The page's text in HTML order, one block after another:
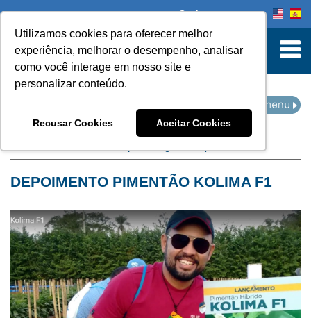
Utilizamos cookies para oferecer melhor
experiência, melhorar o desempenho, analisar
como você interage em nosso site e
personalizar conteúdo.
Recusar Cookies Aceitar Cookies
to Content
Onde comprar
DEPOIMENTO PIMENTÃO KOLIMA F1